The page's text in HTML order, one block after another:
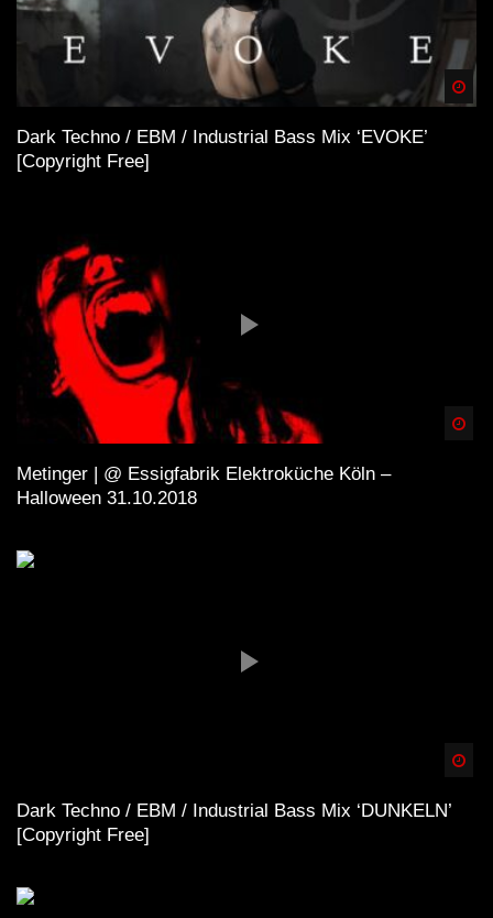
Dark Techno / EBM / Industrial Bass Mix ‘EVOKE’
[Copyright Free]
Metinger | @ Essigfabrik Elektroküche Köln –
Halloween 31.10.2018
Dark Techno / EBM / Industrial Bass Mix ‘DUNKELN’
[Copyright Free]